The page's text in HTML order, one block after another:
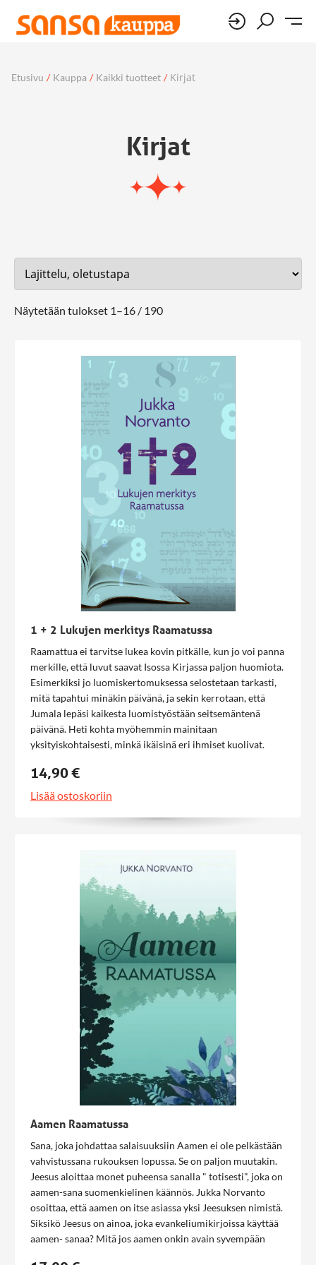
Etusivu / Kauppa / Kaikki tuotteet / Kirjat
Kirjat
Näytetään tulokset 1–16 / 190
1 + 2 Lukujen merkitys Raamatussa
Raamattua ei tarvitse lukea kovin pitkälle, kun jo voi panna
merkille, että luvut saavat Isossa Kirjassa paljon huomiota.
Esimerkiksi jo luomiskertomuksessa selostetaan tarkasti,
mitä tapahtui minäkin päivänä, ja sekin kerrotaan, että
Jumala lepäsi kaikesta luomistyöstään seitsemäntenä
päivänä. Heti kohta myöhemmin mainitaan
yksityiskohtaisesti, minkä ikäisinä eri ihmiset kuolivat.
moninaisena, ja sama näköala tulee vastaan Uudessa
testamentissa. Näistä monista yksityiskohdista lienee
sisältyy viestiä, jota ei kannata ilman muuta ohittaa. Tämän
hengellisessä mielessä. Kirja ei käsittele numerologiaa,
joka näkee alkukielten sanojen lukuarvoissa kätkettyä
mystiikkaa ja pyrkii löytämään niistä salattuja viisauksia.
Sen sijaan kirja käy keskustelua suomenkielisille ja keille
tahansa ilmeisten lukujen raamatullisesta sanomasta.
14,90 €
Lisää ostoskoriin
Aamen Raamatussa
Sana, joka johdattaa salaisuuksiin Aamen ei ole pelkästään
vahvistussana rukouksen lopussa. Se on paljon muutakin.
Jeesus aloittaa monet puheensa sanalla " totisesti", joka on
aamen-sana suomenkielinen käännös. Jukka Norvanto
osoittaa, että aamen on itse asiassa yksi Jeesuksen nimistä.
Siksikö Jeesus on ainoa, joka evankeliumikirjoissa käyttää
aamen- sanaa? Mitä jos aamen onkin avain syvempään